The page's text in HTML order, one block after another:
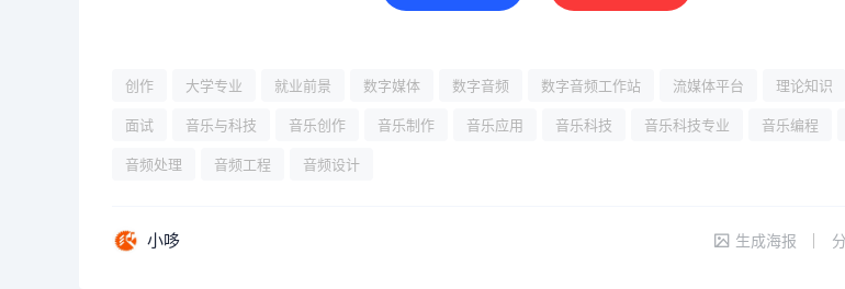
创作 大学专业 就业前景 数字媒体 数字音频 数字音频工作站 流媒体平台 理论知识
面试 音乐与科技 音乐创作 音乐制作 音乐应用 音乐科技 音乐科技专业 音乐编程
音频处理 音频工程 音频设计
小哆 生成海报